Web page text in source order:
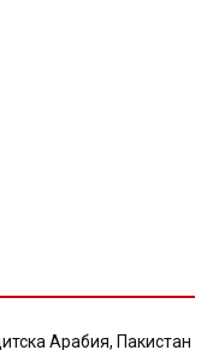
Арабия, Пакистан